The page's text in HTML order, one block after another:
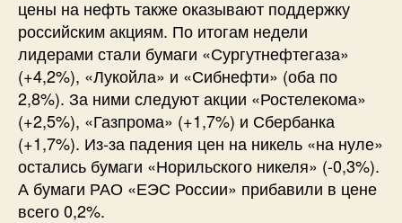
цены на нефть также оказывают поддержку
российским акциям. По итогам недели
лидерами стали бумаги «Сургутнефтегаза»
(+4,2%), «Лукойла» и «Сибнефти» (оба по
2,8%). За ними следуют акции «Ростелекома»
(+2,5%), «Газпрома» (+1,7%) и Сбербанка
(+1,7%). Из-за падения цен на никель «на нуле»
остались бумаги «Норильского никеля» (-0,3%).
А бумаги РАО «ЕЭС России» прибавили в цене
всего 0,2%.